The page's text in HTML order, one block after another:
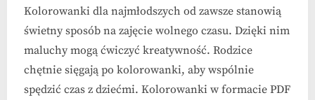
Kolorowanki dla najmłodszych od zawsze stanowią
świetny sposób na zajęcie wolnego czasu. Dzięki nim
maluchy mogą ćwiczyć kreatywność. Rodzice
chętnie sięgają po kolorowanki, aby wspólnie
spędzić czas z dziećmi. Kolorowanki w formacie PDF